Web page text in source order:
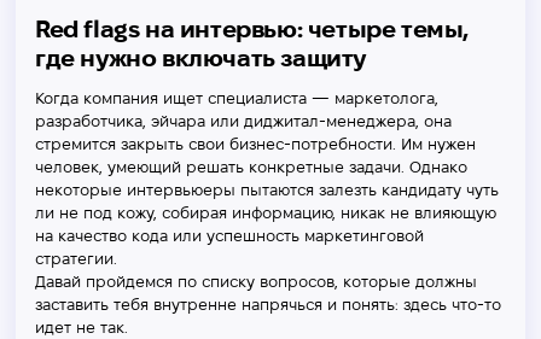
Red flags на интервью: четыре темы,
где нужно включать защиту
Когда компания ищет специалиста — маркетолога,
разработчика, эйчара или диджитал-менеджера, она
стремится закрыть свои бизнес-потребности. Им нужен
человек, умеющий решать конкретные задачи. Однако
некоторые интервьюеры пытаются залезть кандидату чуть
ли не под кожу, собирая информацию, никак не влияющую
на качество кода или успешность маркетинговой
стратегии.
Давай пройдемся по списку вопросов, которые должны
заставить тебя внутренне напрячься и понять: здесь что-то
идет не так.